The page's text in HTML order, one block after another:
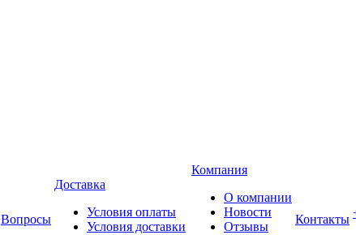
Вопросы
Доставка
Условия оплаты
Условия доставки
Компания
О компании
Новости
Отзывы
Контакты